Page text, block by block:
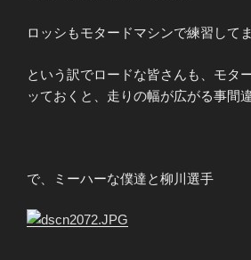
ロッシもモタードマシンで練習してま
という訳でロードな皆さんも、モタ
ッておくと、走りの幅が広がる事間
で、ミーハーな僕達と柳川選手